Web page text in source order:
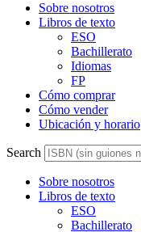
Sobre nosotros
Libros de texto
ESO
Bachillerato
Idiomas
FP
Cómo comprar
Cómo vender
Ubicación y horario
Search
Sobre nosotros
Libros de texto
ESO
Bachillerato